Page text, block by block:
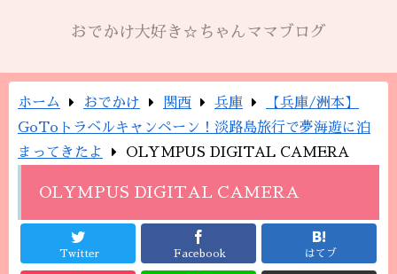
おでかけ大好き☆ちゃんママブログ
ホーム おでかけ 関西 兵庫
【兵庫/洲本】
GoToトラベルキャンペーン！淡路島旅行で夢海遊に泊
まってきたよ
OLYMPUS DIGITAL CAMERA
OLYMPUS DIGITAL CAMERA
Twitter Facebook はてブ